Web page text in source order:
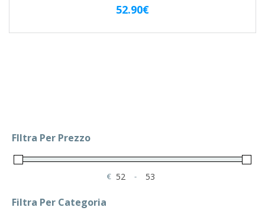
52.90€
FIltra Per Prezzo
€
Minimum Price
-
Maximum Price
Filtra Per Categoria